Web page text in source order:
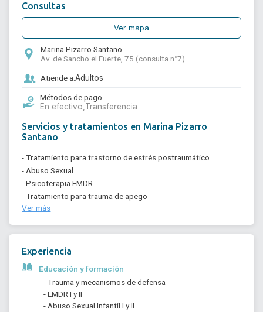
Consultas
Ver mapa
Marina Pizarro Santano
Av. de Sancho el Fuerte, 75 (consulta n°7)
Atiende a:Adultos
Métodos de pago
En efectivo, Transferencia
Servicios y tratamientos en Marina Pizarro
Santano
- Tratamiento para trastorno de estrés postraumático
- Abuso Sexual
- Psicoterapia EMDR
- Tratamiento para trauma de apego
Ver más
Experiencia
Educación y formación
- Trauma y mecanismos de defensa
- EMDR I y II
- Abuso Sexual Infantil I y II